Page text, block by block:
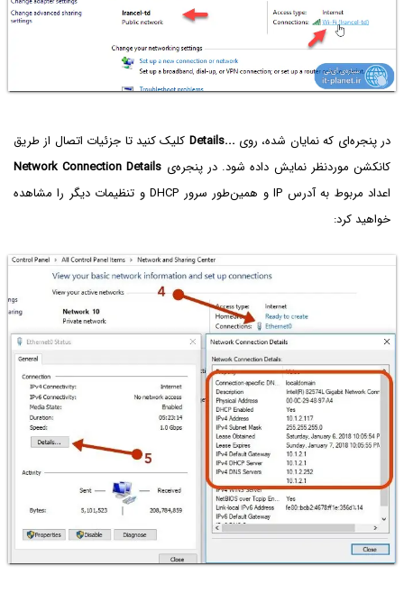
در پنجره‌ای که نمایان شده، روی Details... کلیک کنید تا جزئیات اتصال از طریق
کانکشن موردنظر نمایش داده شود. در پنجره‌ی Network Connection Details
اعداد مربوط به آدرس IP و همین‌طور سرور DHCP و تنظیمات دیگر را مشاهده
خواهید کرد: